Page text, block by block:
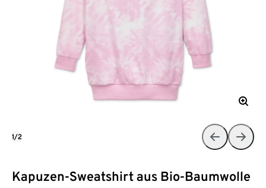
Kapuzen-Sweatshirt aus Bio-Baumwolle
1/2